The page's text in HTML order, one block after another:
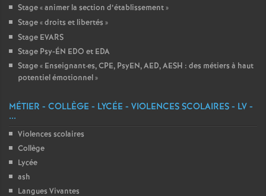
Stage «animer la section d’établissement»
Stage «droits et libertés »
Stage EVARS
Stage Psy-ÉN EDO et EDA
Stage « Enseignant·es, CPE, PsyEN, AED, AESH : des métiers à haut
potentiel émotionnel»
MÉTIER - COLLÈGE - LYCÉE - VIOLENCES SCOLAIRES - LV -
...
Violences scolaires
Collège
Lycée
ash
Langues Vivantes